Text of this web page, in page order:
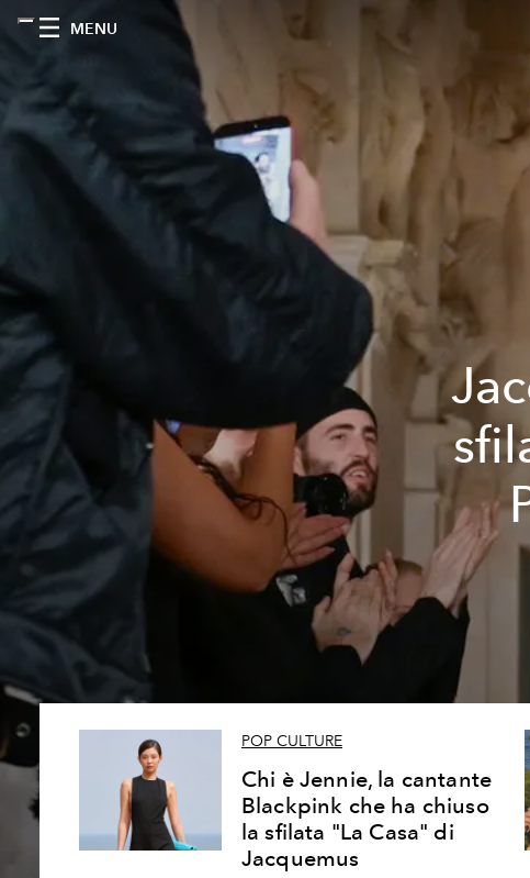
MENU
POP CULTURE
Chi è Jennie, la cantante
Blackpink che ha chiuso
la sfilata "La Casa" di
Jacquemus